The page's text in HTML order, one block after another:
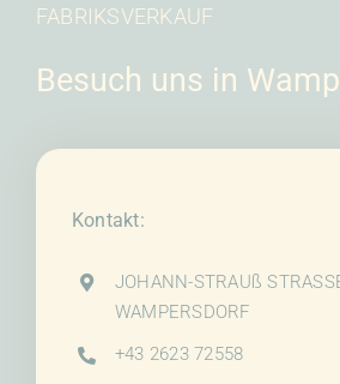
FABRIKSVERKAUF
Besuch uns in
Kontakt:
JOHANN-STRAUß
WAMPERSDORF
+43 2623 72558